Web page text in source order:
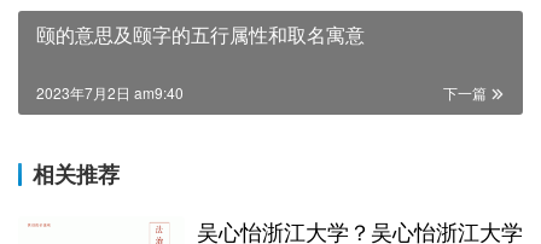
颐的意思及颐字的五行属性和取名寓意
下一篇
2023年7月2日 am9:40
相关推荐
吴心怡浙江大学？吴心怡浙江大学